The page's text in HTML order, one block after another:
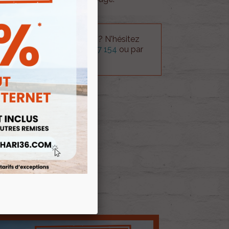
technique sur le produit ? N'hésitez
technique au
0254 277 154 ou par